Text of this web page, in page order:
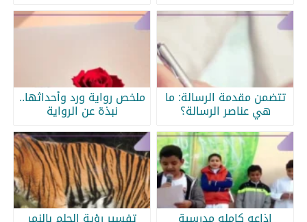
تتضمن مقدمة الرسالة: ما
هي عناصر الرسالة؟
ملخص رواية ورد وأحداثها..
نبذة عن الرواية